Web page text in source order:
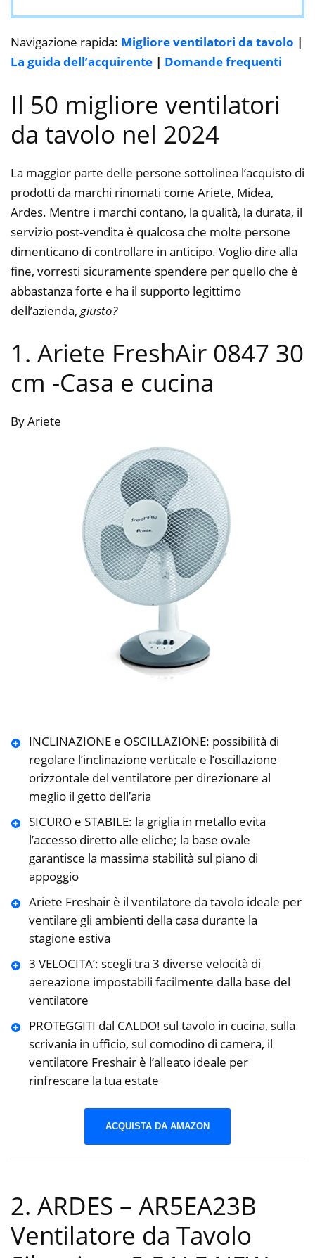
Navigazione rapida: Migliore ventilatori da tavolo |
La guida dell’acquirente | Domande frequenti
Il 50 migliore ventilatori
da tavolo nel 2024
La maggior parte delle persone sottolinea l’acquisto di
prodotti da marchi rinomati come Ariete, Midea,
Ardes. Mentre i marchi contano, la qualità, la durata, il
servizio post-vendita è qualcosa che molte persone
dimenticano di controllare in anticipo. Voglio dire alla
fine, vorresti sicuramente spendere per quello che è
abbastanza forte e ha il supporto legittimo
dell’azienda, giusto?
1. Ariete FreshAir 0847 30
cm -Casa e cucina
By Ariete
INCLINAZIONE e OSCILLAZIONE: possibilità di
regolare l’inclinazione verticale e l’oscillazione
orizzontale del ventilatore per direzionare al
meglio il getto dell’aria
SICURO e STABILE: la griglia in metallo evita
l’accesso diretto alle eliche; la base ovale
garantisce la massima stabilità sul piano di
appoggio
Ariete Freshair è il ventilatore da tavolo ideale per
ventilare gli ambienti della casa durante la
stagione estiva
3 VELOCITA’: scegli tra 3 diverse velocità di
aereazione impostabili facilmente dalla base del
ventilatore
PROTEGGITI dal CALDO! sul tavolo in cucina, sulla
scrivania in ufficio, sul comodino di camera, il
ventilatore Freshair è l’alleato ideale per
rinfrescare la tua estate
ACQUISTA DA AMAZON
2. ARDES – AR5EA23B
Ventilatore da Tavolo